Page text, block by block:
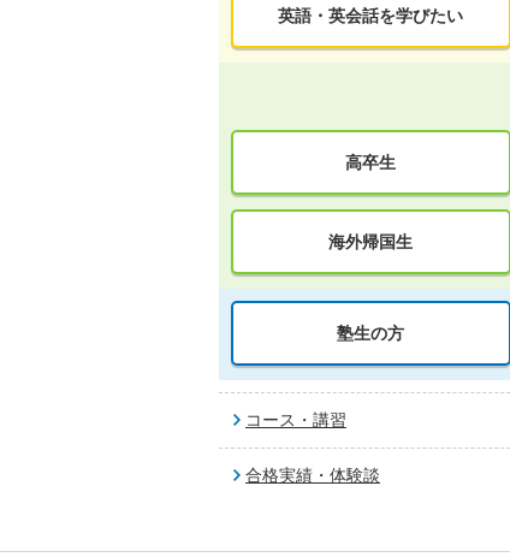
英語・英会話を学びたい
高卒生
海外帰国生
塾生の方
コース・講習
合格実績・体験談